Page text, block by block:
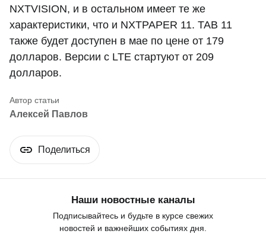
NXTVISION, и в остальном имеет те же
характеристики, что и NXTPAPER 11. TAB 11
также будет доступен в мае по цене от 179
долларов. Версии с LTE стартуют от 209
долларов.
Алексей Павлов
Поделиться
Наши новостные каналы
Подписывайтесь и будьте в курсе свежих
новостей и важнейших событиях дня.